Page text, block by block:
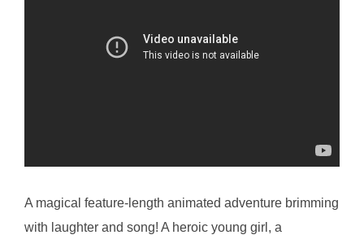
A magical feature-length animated adventure brimming
with laughter and song! A heroic young girl, a